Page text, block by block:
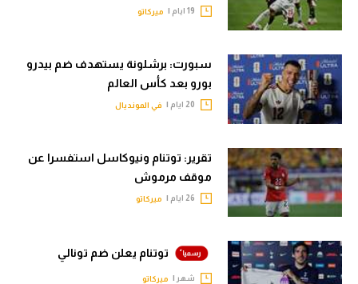
تحليل في الجول
حكايات في الجول
كويز في الجول
فيديو في الجول
حكايات في الجول
فيديو في الجول
ميركاتو
سبورت: برشلونة يستهدف ضم بيدرو
بورو بعد كأس العالم
في المونديال
تقرير: توتنام ونيوكاسل استفسرا عن
موقف مرموش
ميركاتو
توتنام يعلن ضم تونالي
شهر | ميركاتو